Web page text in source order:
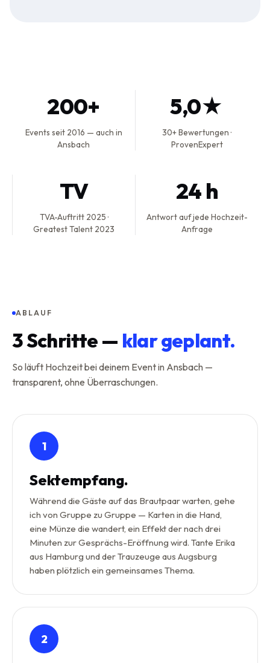
200+
Events seit 2016 — auch in
Ansbach
5,0★
30+ Bewertungen ·
ProvenExpert
TV
TVA-Auftritt 2025 ·
Greatest Talent 2023
24 h
Antwort auf jede Hochzeit-
Anfrage
ABLAUF
3Schritte — klar geplant.
So läuft Hochzeit bei deinem Event in Ansbach —
transparent, ohne Überraschungen.
1
Sektempfang.
Während die Gäste auf das Brautpaar warten, gehe
ich von Gruppe zu Gruppe — Karten in die Hand,
eine Münze die wandert, ein Effekt der nach drei
Minuten zur Gesprächs-Eröffnung wird. Tante Erika
aus Hamburg und der Trauzeuge aus Augsburg
haben plötzlich ein gemeinsames Thema.
2